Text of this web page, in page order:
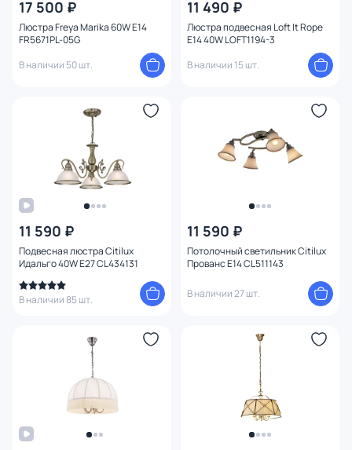
17 500 ₽
Люстра Freya Marika 60W E14
FR5671PL-05G
В наличии 50 шт.
11 490 ₽
Люстра подвесная Loft It Rope
E14 40W LOFT1194-3
В наличии 15 шт.
11 590 ₽
Подвесная люстра Citilux
Идальго 40W E27 CL434131
В наличии 85 шт.
11 590 ₽
Потолочный светильник Citilux
Прованс E14 CL511143
В наличии 27 шт.
Вид лампы
Тип помещения
Назначение 1
Форма
Вид рассеивателя
Форма плафона
Количество плафонов
Оформление
Способ крепления
Тема